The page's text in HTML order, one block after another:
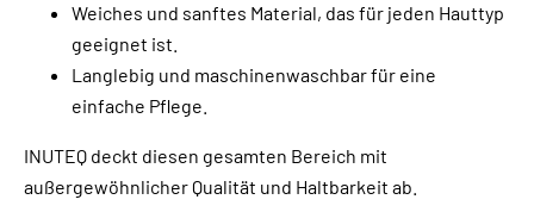
Weiches und sanftes Material, das für jeden Hauttyp
geeignet ist.
Langlebig und maschinenwaschbar für eine
einfache Pflege.
INUTEQ deckt diesen gesamten Bereich mit
außergewöhnlicher Qualität und Haltbarkeit ab.